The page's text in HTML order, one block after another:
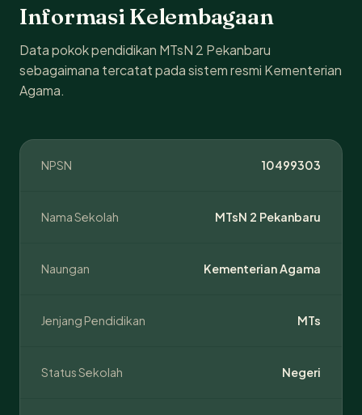
Informasi Kelembagaan
Data pokok pendidikan MTsN 2 Pekanbaru
sebagaimana tercatat pada sistem resmi Kementerian
Agama.
NPSN 10499303
Nama Sekolah MTsN 2 Pekanbaru
Naungan Kementerian Agama
Jenjang Pendidikan MTs
Status Sekolah Negeri